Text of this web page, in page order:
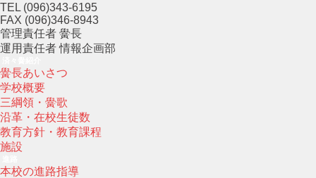
TEL (096)343-6195
FAX (096)346-8943
管理責任者 黌長
運用責任者 情報企画部
黌長あいさつ
学校概要
三綱領・黌歌
沿革・在校生徒数
教育方針・教育課程
施設
本校の進路指導